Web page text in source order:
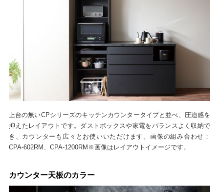
上台の無いCPシリーズのキッチンカウンタータイプと並べ、圧迫感を
抑えたレイアウトです。ダストボックスや家電をバランスよく収納で
き、カウンターも広々とお使いいただけます。画像の組み合わせ：
CPA-602RM、CPA-1200RM※画像はレイアウトイメージです。
カウンター天板のカラー